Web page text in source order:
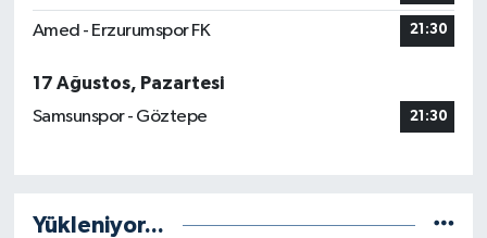
Amed - Erzurumspor FK 21:30
17 Ağustos, Pazartesi
Samsunspor - Göztepe
21:30
Yükleniyor...